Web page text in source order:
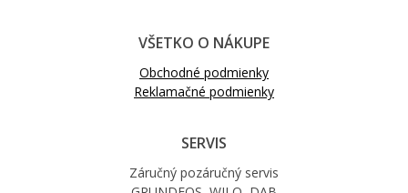
VŠETKO O NÁKUPE
Obchodné podmienky
Reklamačné podmienky
SERVIS
Záručný pozáručný servis